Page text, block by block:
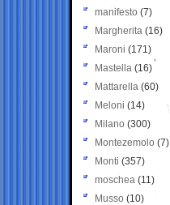
manifesto (7)
Margherita (16)
Maroni (171)
Mastella (16)
Mattarella (60)
Meloni (14)
Milano (300)
Montezemolo (7)
Monti (357)
moschea (11)
Musso (10)